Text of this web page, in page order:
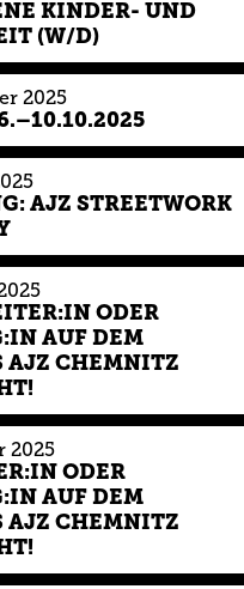
KINDER- UND
(W/D)
2025
AJZ STREETWORK
ODER
AUF DEM
AJZ CHEMNITZ
2025
ODER
AUF DEM
AJZ CHEMNITZ